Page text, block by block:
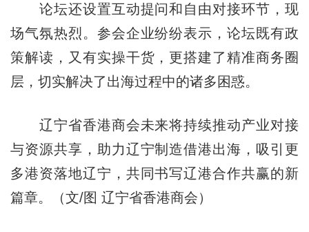
论坛还设置互动提问和自由对接环节，现
场气氛热烈。参会企业纷纷表示，论坛既有政
策解读，又有实操干货，更搭建了精准商务圈
层，切实解决了出海过程中的诸多困惑。
辽宁省香港商会未来将持续推动产业对接
与资源共享，助力辽宁制造借港出海，吸引更
多港资落地辽宁，共同书写辽港合作共赢的新
篇章。（文/图 辽宁省香港商会）